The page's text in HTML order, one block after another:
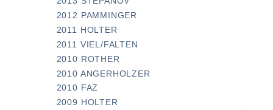
2012 PAMMINGER
2011 HOLTER
2011 VIEL/FALTEN
2010 ROTHER
2010 ANGERHOLZER
2010 FAZ
2009 HOLTER